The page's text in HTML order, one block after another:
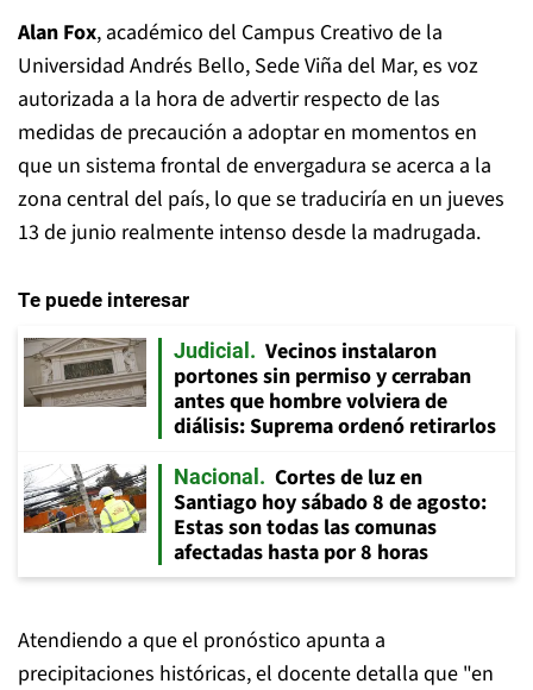
Alan Fox, académico del Campus Creativo de la
Universidad Andrés Bello, Sede Viña del Mar, es voz
autorizada a la hora de advertir respecto de las
medidas de precaución a adoptar en momentos en
que un sistema frontal de envergadura se acerca a la
zona central del país, lo que se traduciría en un jueves
13 de junio realmente intenso desde la madrugada.
Te puede interesar
Judicial
Vecinos instalaron
portones sin permiso y cerraban
antes que hombre volviera de
diálisis: Suprema ordenó retirarlos
Nacional
Cortes de luz en
Santiago hoy sábado 8 de agosto:
Estas son todas las comunas
afectadas hasta por 8 horas
Atendiendo a que el pronóstico apunta a
precipitaciones históricas, el docente detalla que "en